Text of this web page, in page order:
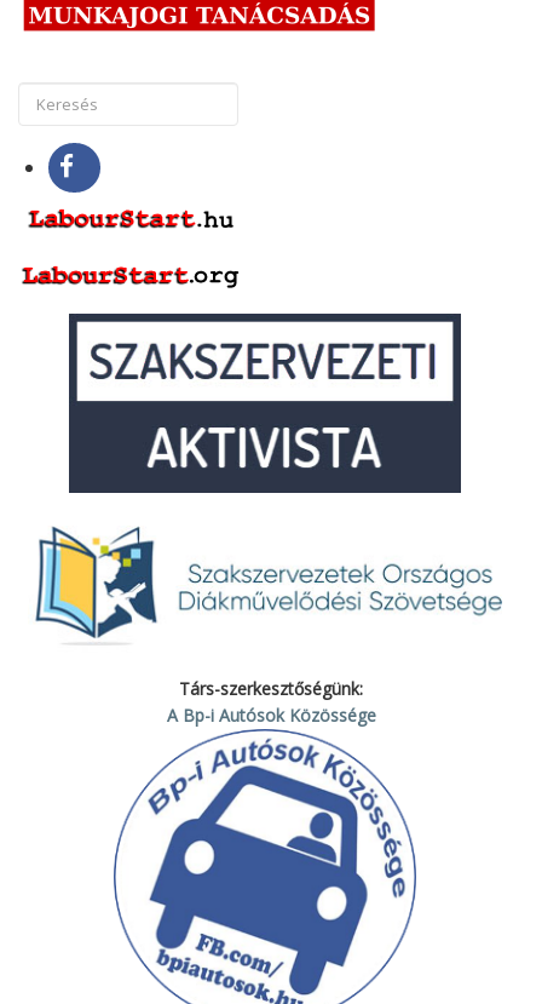
Társ-szerkesztőségünk:
A Bp-i Autósok Közössége